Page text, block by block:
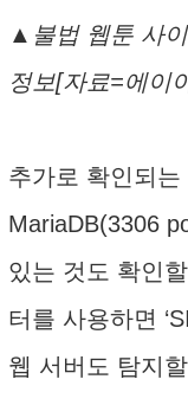
▲불법 웹툰 사
정보[자료=에이
추가로 확인되는
MariaDB(3306
있는 것도 확인
터를 사용하면
웹 서버도 탐지